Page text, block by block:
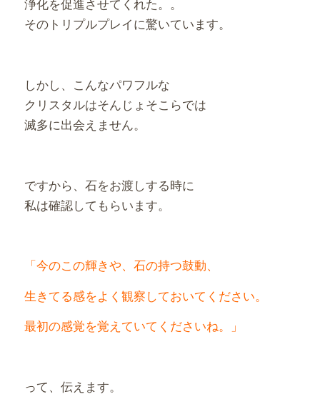
そのトリプルプレイに驚いています。
しかし、こんなパワフルな
クリスタルはそんじょそこらでは
滅多に出会えません。
ですから、石をお渡しする時に
私は確認してもらいます。
「今のこの輝きや、石の持つ鼓動、
生きてる感をよく観察しておいてください。
最初の感覚を覚えていてくださいね。」
って、伝えます。